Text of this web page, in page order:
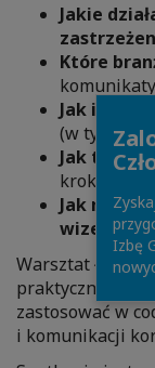
Jakie
Które
Jak
(w tym
Jak
krok po
Jak
Warsztat łączy
praktycznymi
zastosować w
i komunikacji
Izbę